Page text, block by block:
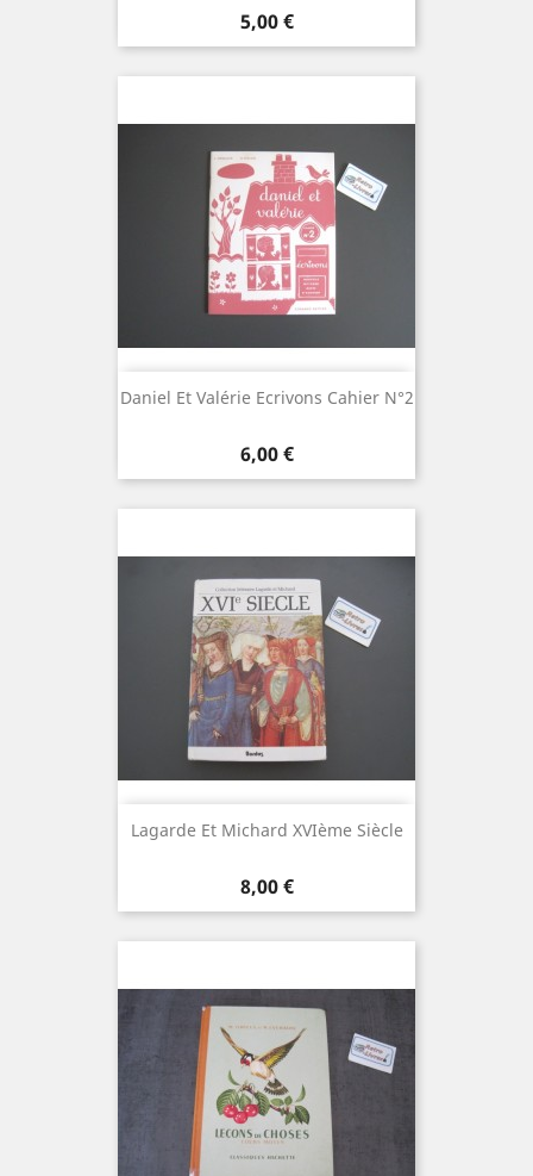
Prix
5,00 €
Daniel Et Valérie Ecrivons Cahier N°2
Prix
6,00 €
Lagarde Et Michard XVIème Siècle
Prix
8,00 €